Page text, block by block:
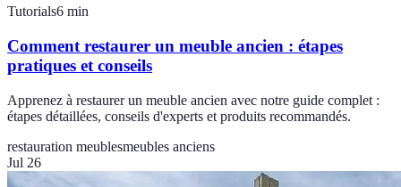
Tutorials6 min
Comment restaurer un meuble ancien : étapes
pratiques et conseils
Apprenez à restaurer un meuble ancien avec notre guide complet :
étapes détaillées, conseils d'experts et produits recommandés.
restauration meublesmeubles anciens
Jul 26